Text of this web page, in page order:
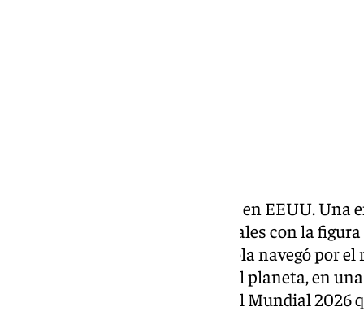
Lamine Yamal desata pasiones en EEUU.
catamarán con dos lonas colosales con la
Barcelona y la selección española navegó por
más conocidos y transitados del planeta, en
enmarcada en la celebración del Mundial 2026